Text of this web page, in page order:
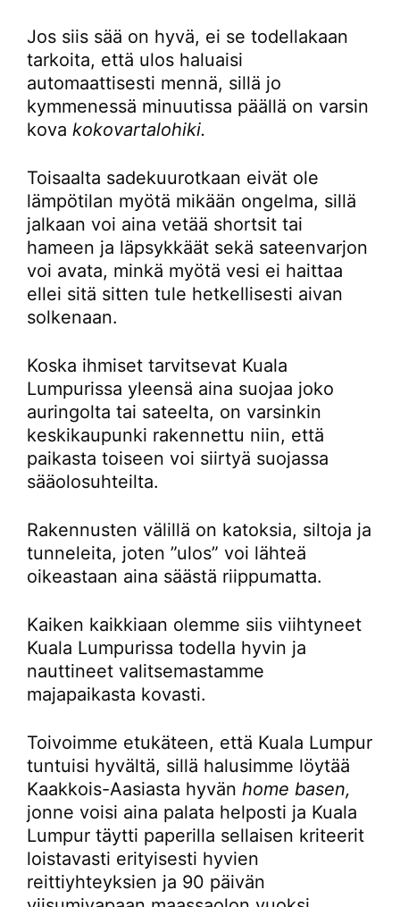
Jos siis sää on hyvä, ei se todellakaan
tarkoita, että ulos haluaisi
automaattisesti mennä, sillä jo
kymmenessä minuutissa päällä on varsin
kova kokovartalohiki.
Toisaalta sadekuurotkaan eivät ole
lämpötilan myötä mikään ongelma, sillä
jalkaan voi aina vetää shortsit tai
hameen ja läpsykkäät sekä sateenvarjon
voi avata, minkä myötä vesi ei haittaa
ellei sitä sitten tule hetkellisesti aivan
solkenaan.
Koska ihmiset tarvitsevat Kuala
Lumpurissa yleensä aina suojaa joko
auringolta tai sateelta, on varsinkin
keskikaupunki rakennettu niin, että
paikasta toiseen voi siirtyä suojassa
sääolosuhteilta.
Rakennusten välillä on katoksia, siltoja ja
tunneleita, joten ”ulos” voi lähteä
oikeastaan aina säästä riippumatta.
Kaiken kaikkiaan olemme siis viihtyneet
Kuala Lumpurissa todella hyvin ja
nauttineet valitsemastamme
majapaikasta kovasti.
Toivoimme etukäteen, että Kuala Lumpur
tuntuisi hyvältä, sillä halusimme löytää
Kaakkois-Aasiasta hyvän home basen,
jonne voisi aina palata helposti ja Kuala
Lumpur täytti paperilla sellaisen kriteerit
loistavasti erityisesti hyvien
reittiyhteyksien ja 90 päivän